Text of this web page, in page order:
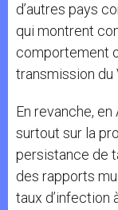
d’autres pays
qui montrent
comportement
transmission du
En revanche, en
surtout sur la
persistance de
des rapports
taux d’infection